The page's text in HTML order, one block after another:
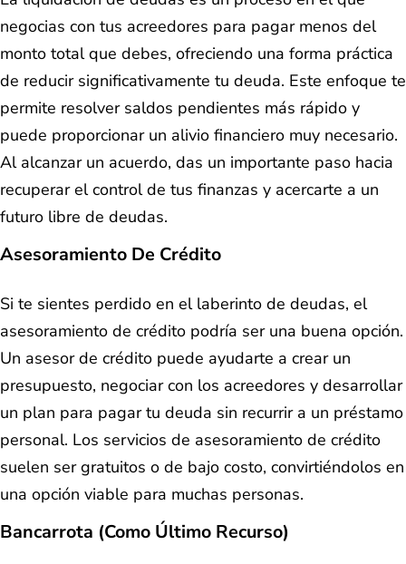
negocias con tus acreedores para pagar menos del
monto total que debes, ofreciendo una forma práctica
de reducir significativamente tu deuda. Este enfoque te
permite resolver saldos pendientes más rápido y
puede proporcionar un alivio financiero muy necesario.
Al alcanzar un acuerdo, das un importante paso hacia
recuperar el control de tus finanzas y acercarte a un
futuro libre de deudas.
Asesoramiento De Crédito
Si te sientes perdido en el laberinto de deudas, el
asesoramiento de crédito podría ser una buena opción.
Un asesor de crédito puede ayudarte a crear un
presupuesto, negociar con los acreedores y desarrollar
un plan para pagar tu deuda sin recurrir a un préstamo
personal. Los servicios de asesoramiento de crédito
suelen ser gratuitos o de bajo costo, convirtiéndolos en
una opción viable para muchas personas.
Bancarrota (Como Último Recurso)